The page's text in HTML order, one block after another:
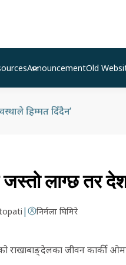
AnnouncementOld
हिम्मत दिँदैन’
लाग्छ तर
| निर्मला घिमिरे
राखाबाङ्देलका जीवन कार्की